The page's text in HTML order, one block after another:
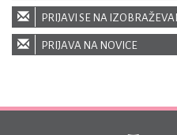
PRIJAVI SE NA
PRIJAVA NA NOVICE